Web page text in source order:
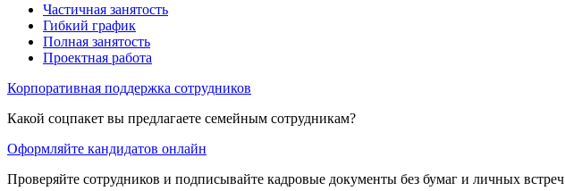
Частичная занятость
Гибкий график
Полная занятость
Проектная работа
Корпоративная поддержка сотрудников
Какой соцпакет вы предлагаете семейным сотрудникам?
Оформляйте кандидатов онлайн
Проверяйте сотрудников и подписывайте кадровые документы без бумаг и личных встреч